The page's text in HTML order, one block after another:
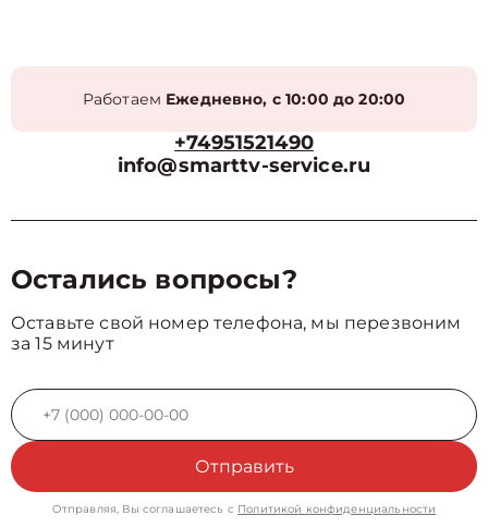
Работаем Ежедневно, с 10:00 до 20:00
+74951521490
info@smarttv-service.ru
Остались вопросы?
Оставьте свой номер телефона, мы перезвоним
за 15 минут
Отправить
Отправляя, Вы соглашаетесь с Политикой конфиденциальности